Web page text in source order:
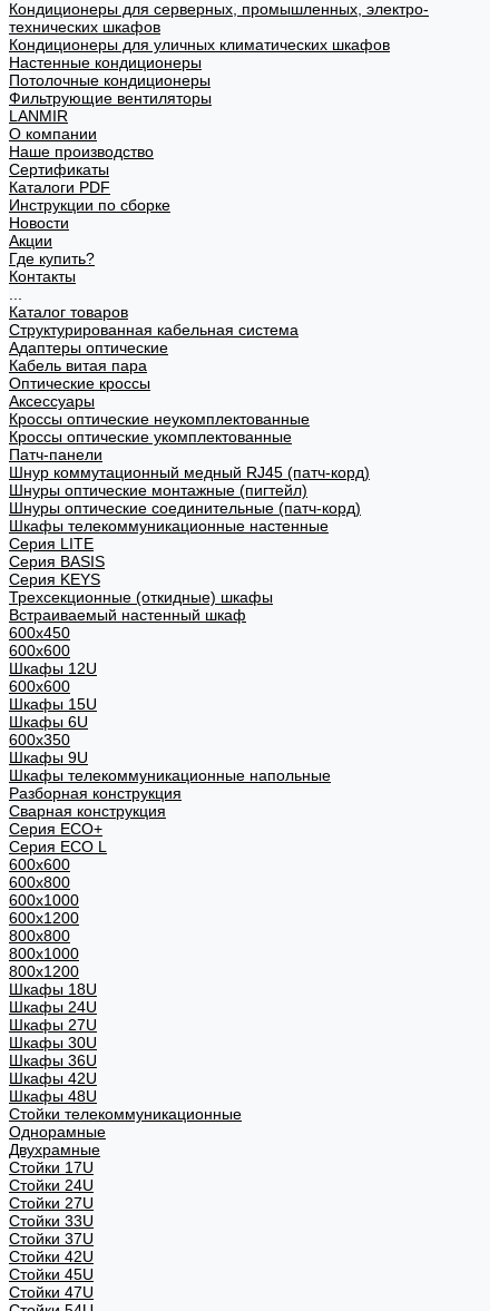
Кондиционеры для серверных, промышленных, электро-
технических шкафов
Кондиционеры для уличных климатических шкафов
Настенные кондиционеры
Потолочные кондиционеры
Фильтрующие вентиляторы
LANMIR
О компании
Наше производство
Сертификаты
Каталоги PDF
Инструкции по сборке
Новости
Акции
Где купить?
Контакты
Каталог товаров
Структурированная кабельная система
Адаптеры оптические
Кабель витая пара
Оптические кроссы
Аксессуары
Кроссы оптические неукомплектованные
Кроссы оптические укомплектованные
Патч-панели
Шнур коммутационный медный RJ45 (патч-корд)
Шнуры оптические монтажные (пигтейл)
Шнуры оптические соединительные (патч-корд)
Шкафы телекоммуникационные настенные
Cерия LITE
Cерия BASIS
Cерия KEYS
Трехсекционные (откидные) шкафы
Встраиваемый настенный шкаф
600x450
600x600
Шкафы 12U
600x600
Шкафы 15U
Шкафы 6U
600x350
Шкафы 9U
Шкафы телекоммуникационные напольные
Разборная конструкция
Сварная конструкция
Серия ECO+
Серия ECO L
600x600
600x800
600х1000
600х1200
800x800
800х1000
800х1200
Шкафы 18U
Шкафы 24U
Шкафы 27U
Шкафы 30U
Шкафы 36U
Шкафы 42U
Шкафы 48U
Стойки телекоммуникационные
Однорамные
Двухрамные
Стойки 17U
Стойки 24U
Стойки 27U
Стойки 33U
Стойки 37U
Стойки 42U
Стойки 45U
Стойки 47U